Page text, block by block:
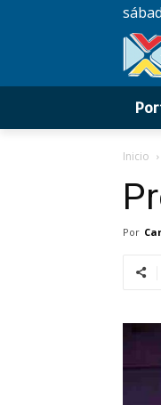
Inicio
Por